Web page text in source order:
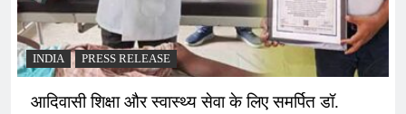
INDIA PRESS RELEASE
आदिवासी शिक्षा और स्वास्थ्य सेवा के लिए समर्पित डॉ.